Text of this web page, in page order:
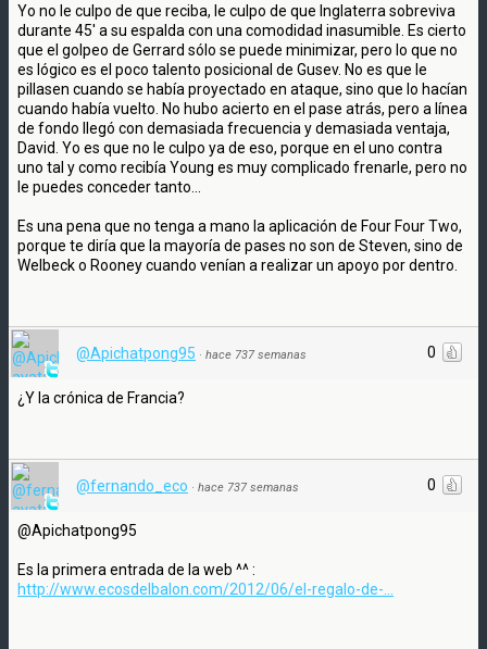
Yo no le culpo de que reciba, le culpo de que Inglaterra sobreviva
durante 45' a su espalda con una comodidad inasumible. Es cierto
que el golpeo de Gerrard sólo se puede minimizar, pero lo que no
es lógico es el poco talento posicional de Gusev. No es que le
pillasen cuando se había proyectado en ataque, sino que lo hacían
cuando había vuelto. No hubo acierto en el pase atrás, pero a línea
de fondo llegó con demasiada frecuencia y demasiada ventaja,
David. Yo es que no le culpo ya de eso, porque en el uno contra
uno tal y como recibía Young es muy complicado frenarle, pero no
le puedes conceder tanto...
Es una pena que no tenga a mano la aplicación de Four Four Two,
porque te diría que la mayoría de pases no son de Steven, sino de
Welbeck o Rooney cuando venían a realizar un apoyo por dentro.
0
@Apichatpong95 · hace 737 semanas
¿Y la crónica de Francia?
0
@fernando_eco · hace 737 semanas
@Apichatpong95
Es la primera entrada de la web ^^ :
http://www.ecosdelbalon.com/2012/06/el-regalo-de-...